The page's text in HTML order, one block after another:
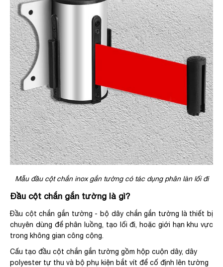
Mẫu đầu cột chắn inox gắn tường có tác dụng phân làn lối đi
Đầu cột chắn gắn tường là gì?
Đầu cột chắn gắn tường - bộ dây chắn gắn tường là thiết bị
chuyên dùng để phân luồng, tạo lối đi, hoặc giới hạn khu vực
trong không gian công cộng.
Cấu tạo đầu cột chắn gắn tường gồm hộp cuộn dây, dây
polyester tự thu và bộ phụ kiện bắt vít để cố định lên tường